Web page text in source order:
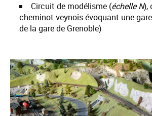
Circuit de modélisme (échelle N),
cheminot veynois évoquant une
de la gare de Grenoble)